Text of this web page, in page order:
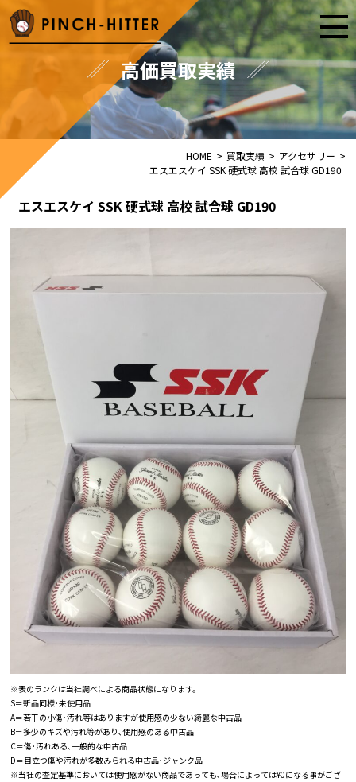
高価買取実績
HOME > 買取実績 > アクセサリー >
エスエスケイ SSK 硬式球 高校 試合球 GD190
エスエスケイ SSK 硬式球 高校 試合球 GD190
※表のランクは当社調べによる商品状態になります。
S＝新品同様･未使用品
A＝若干の小傷･汚れ等はありますが使用感の少ない綺麗な中古品
B＝多少のキズや汚れ等があり､使用感のある中古品
C＝傷･汚れある､一般的な中古品
D＝目立つ傷や汚れが多数みられる中古品･ジャンク品
※当社の査定基準においては使用感がない商品であっても､場合によっては¥0になる事がござ